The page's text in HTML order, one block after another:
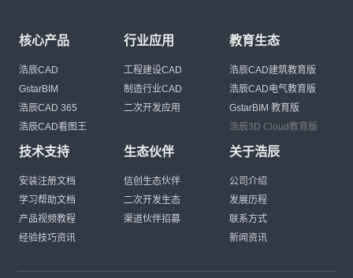
核心产品
浩辰CAD
GstarBIM
浩辰CAD 365
浩辰CAD看图王
行业应用
工程建设CAD
制造行业CAD
二次开发应用
教育生态
浩辰CAD建筑教育版
浩辰CAD电气教育版
GstarBIM 教育版
浩辰3D Cloud教育版
技术支持
安装注册文档
学习帮助文档
产品视频教程
经验技巧资讯
生态伙伴
信创生态伙伴
二次开发生态
渠道伙伴招募
关于浩辰
公司介绍
发展历程
联系方式
新闻资讯